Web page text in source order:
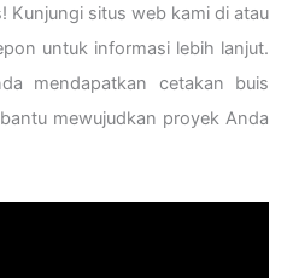
Kunjungi situs web kami di atau
untuk informasi lebih lanjut.
mendapatkan cetakan buis
mewujudkan proyek Anda